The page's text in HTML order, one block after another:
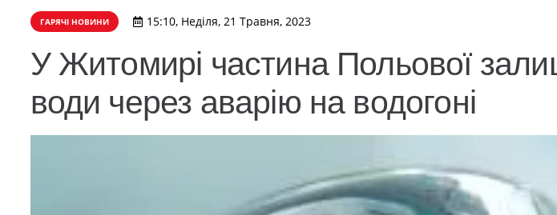
ГАРЯЧІ НОВИНИ 15:10, Неділя, 21 Травня, 2023
У Житомирі частина Польової
води через аварію на водогоні